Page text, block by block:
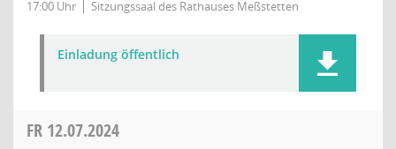
17:00 Uhr Sitzungssaal des Rathauses Meßstetten
Einladung öffentlich
FR 12.07.2024